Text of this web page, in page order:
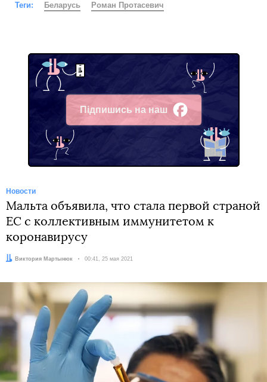
Теги: Беларусь Роман Протасевич
Підпишись на наш
Facebook
Новости
Мальта объявила, что стала первой страной
ЕС с коллективным иммунитетом к
коронавирусу
Автор:Виктория Мартынюк Дата:
00:41, 25 мая 2021